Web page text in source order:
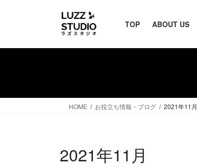
TOP ABOUT US
HOME お役立ち情報・ブログ 2021年11月
2021年11月